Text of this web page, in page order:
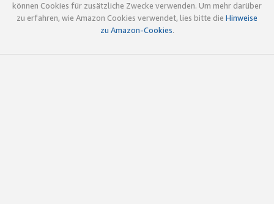
können Cookies für zusätzliche Zwecke verwenden. Um mehr darüber
zu erfahren, wie Amazon Cookies verwendet, lies bitte die Hinweise
zu Amazon-Cookies.